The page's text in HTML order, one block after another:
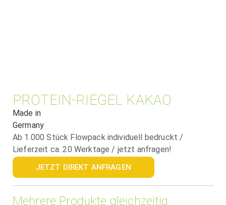
PROTEIN-RIEGEL KAKAO
Made in
Germany
Ab 1.000 Stück Flowpack individuell bedruckt /
Lieferzeit ca. 20 Werktage / jetzt anfragen!
JETZT DIREKT ANFRAGEN
Mehrere Produkte gleichzeitig